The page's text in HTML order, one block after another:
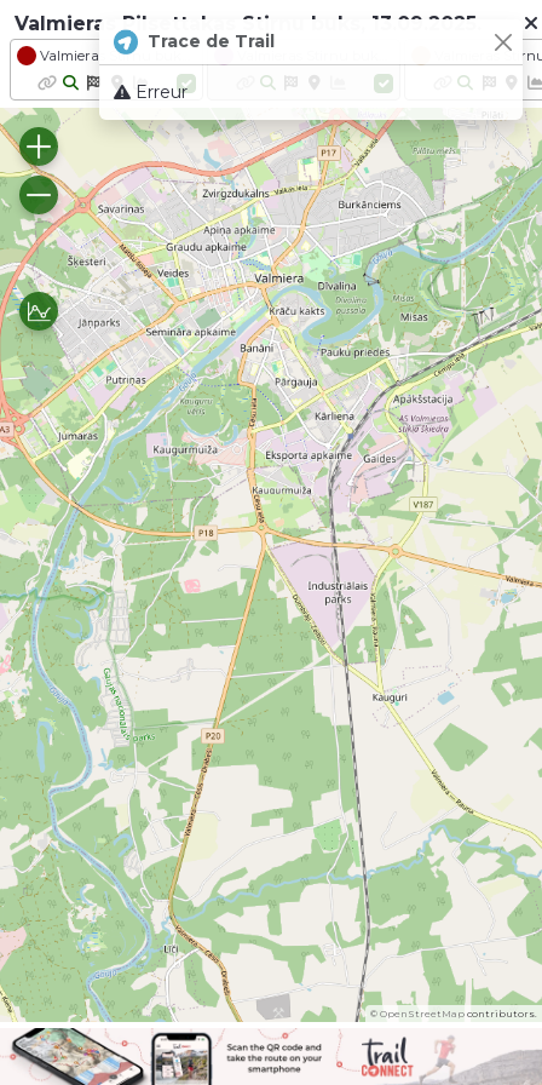
Valmieras Pilsettakas Stirnu buks, 13.09.2025.
© OpenStreetMap contributors.
Trace de Trail
Erreur